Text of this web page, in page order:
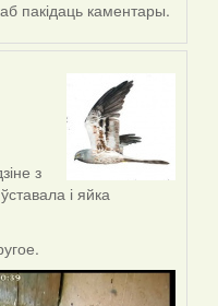
пакідаць каментары.
з
і яйка